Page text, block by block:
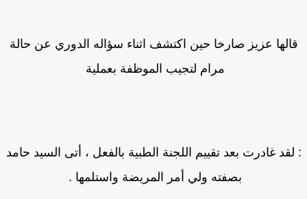
عزيز صارخا حين اكتشف اثناء سؤاله الدوري عن حالة
مرام لتجيب الموظفة بعملية
غادرت بعد تقييم اللجنة الطبية بالفعل ، أتى السيد حامد
بصفته ولي أمر المريضة واستلمها .